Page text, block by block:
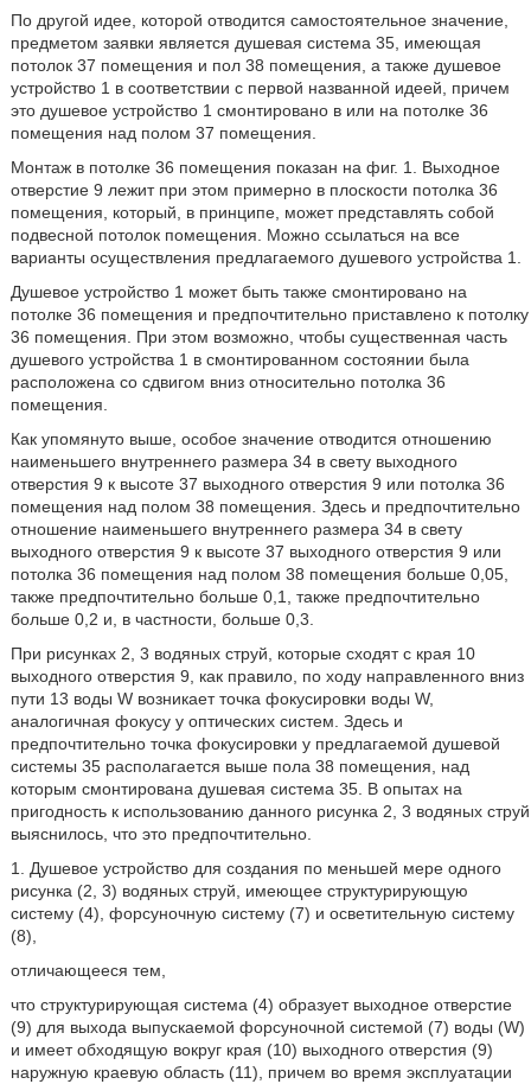
По другой идее, которой отводится самостоятельное значение,
предметом заявки является душевая система 35, имеющая
потолок 37 помещения и пол 38 помещения, а также душевое
устройство 1 в соответствии с первой названной идеей, причем
это душевое устройство 1 смонтировано в или на потолке 36
помещения над полом 37 помещения.
Монтаж в потолке 36 помещения показан на фиг. 1. Выходное
отверстие 9 лежит при этом примерно в плоскости потолка 36
помещения, который, в принципе, может представлять собой
подвесной потолок помещения. Можно ссылаться на все
варианты осуществления предлагаемого душевого устройства 1.
Душевое устройство 1 может быть также смонтировано на
потолке 36 помещения и предпочтительно приставлено к потолку
36 помещения. При этом возможно, чтобы существенная часть
душевого устройства 1 в смонтированном состоянии была
расположена со сдвигом вниз относительно потолка 36
помещения.
Как упомянуто выше, особое значение отводится отношению
наименьшего внутреннего размера 34 в свету выходного
отверстия 9 к высоте 37 выходного отверстия 9 или потолка 36
помещения над полом 38 помещения. Здесь и предпочтительно
отношение наименьшего внутреннего размера 34 в свету
выходного отверстия 9 к высоте 37 выходного отверстия 9 или
потолка 36 помещения над полом 38 помещения больше 0,05,
также предпочтительно больше 0,1, также предпочтительно
больше 0,2 и, в частности, больше 0,3.
При рисунках 2, 3 водяных струй, которые сходят с края 10
выходного отверстия 9, как правило, по ходу направленного вниз
пути 13 воды W возникает точка фокусировки воды W,
аналогичная фокусу у оптических систем. Здесь и
предпочтительно точка фокусировки у предлагаемой душевой
системы 35 располагается выше пола 38 помещения, над
которым смонтирована душевая система 35. В опытах на
пригодность к использованию данного рисунка 2, 3 водяных струй
выяснилось, что это предпочтительно.
1. Душевое устройство для создания по меньшей мере одного
рисунка (2, 3) водяных струй, имеющее структурирующую
систему (4), форсуночную систему (7) и осветительную систему
(8),
отличающееся тем,
что структурирующая система (4) образует выходное отверстие
(9) для выхода выпускаемой форсуночной системой (7) воды (W)
и имеет обходящую вокруг края (10) выходного отверстия (9)
наружную краевую область (11), причем во время эксплуатации